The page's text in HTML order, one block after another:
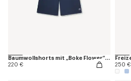
Baumwollshorts mit „Boke Flower“-Stickerei
220 €
250 €